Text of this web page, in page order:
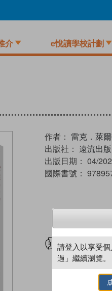
介 e悅讀學校計劃
作者： 雷克．萊爾
出版社： 遠流出版
出版日期： 04/
國際書號：
試閲
請登入以享受
過」繼續瀏覽。